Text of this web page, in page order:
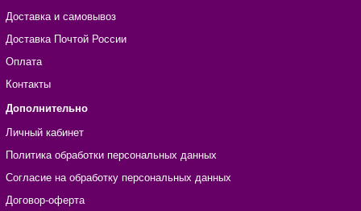
Доставка и самовывоз
Доставка Почтой России
Оплата
Контакты
Дополнительно
Личный кабинет
Политика обработки персональных данных
Согласие на обработку персональных данных
Договор-оферта